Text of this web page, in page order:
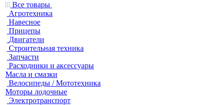
Все товары
Агротехника
Навесное
Прицепы
Двигатели
Строительная техника
Запчасти
Расходники и аксессуары
Масла и смазки
Велосипеды / Мототехника
Моторы лодочные
Электротранспорт